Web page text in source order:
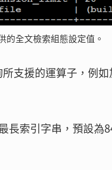
的全文檢索組態設定值。
支援的運算子，例
索引字串，預設為